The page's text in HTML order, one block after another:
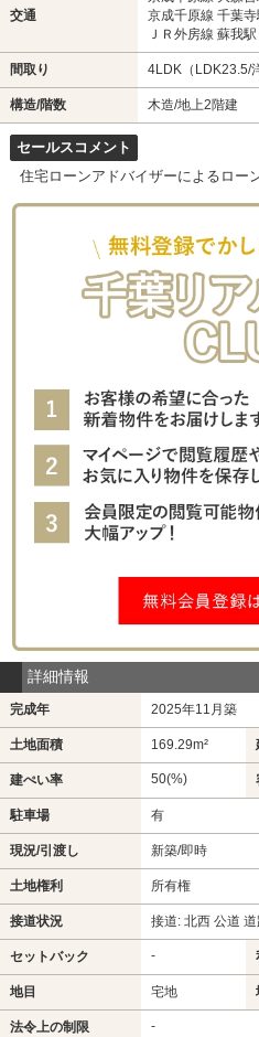
交通
京成千原線 千葉
ＪＲ外房線 蘇我
間取り 4LDK（LDK23.5/
構造/階数 木造/地上2階建
セールスコメント
住宅ローンアドバイザーによるロー
詳細情報
完成年 2025年11月築
土地面積 169.29m²
建ぺい率 50(%)
駐車場 有
現況/引渡し 新築/即時
土地権利 所有権
接道状況 接道: 北西 公道 道
セットバック -
地目 宅地
法令上の制限 -